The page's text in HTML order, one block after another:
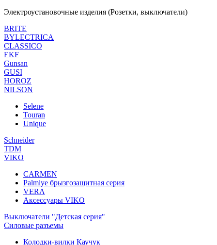
Электроустановочные изделия (Розетки, выключатели)
BRITE
BYLECTRICA
CLASSICO
EKF
Gunsan
GUSI
HOROZ
NILSON
Selene
Touran
Unique
Schneider
TDM
VIKO
CARMEN
Palmiye брызгозащитная серия
VERA
Аксессуары VIKO
Выключатели "Детская серия"
Силовые разъемы
Колодки-вилки Каучук